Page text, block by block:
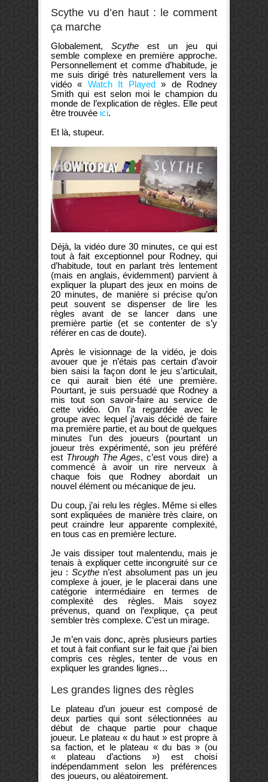
Scythe vu d’en haut : le comment
ça marche
Globalement,Scythe est un jeu qui
semble complexe en première approche.
Personnellement et comme d’habitude, je
me suis dirigé très naturellement vers la
vidéo « Watch It Played
» de Rodney
Smith qui est selon moi le champion du
monde de l’explication de règles. Elle peut
être trouvée ici.
Et là, stupeur.
Déjà, la vidéo dure 30 minutes, ce qui est
tout à fait exceptionnel pour Rodney, qui
d’habitude, tout en parlant très lentement
(mais en anglais, évidemment) parvient à
expliquer la plupart des jeux en moins de
20 minutes, de manière si précise qu’on
peut souvent se dispenser de lire les
règles avant de se lancer dans une
première partie (et se contenter de s’y
référer en cas de doute).
Après le visionnage de la vidéo, je dois
avouer que je n’étais pas certain d’avoir
bien saisi la façon dont le jeu s’articulait,
ce qui aurait bien été une première.
Pourtant, je suis persuadé que Rodney a
mis tout son savoir-faire au service de
cette vidéo. On l’a regardée avec le
groupe avec lequel j’avais décidé de faire
ma première partie, et au bout de quelques
minutes l’un des joueurs (pourtant un
joueur très expérimenté, son jeu préféré
est Through The Ages, c’est vous dire) a
commencé à avoir un rire nerveux à
chaque fois que Rodney abordait un
nouvel élément ou mécanique de jeu.
Du coup, j’ai relu les règles. Même si elles
sont expliquées de manière très claire, on
peut craindre leur apparente complexité,
en tous cas en première lecture.
Je vais dissiper tout malentendu, mais je
tenais à expliquer cette incongruité sur ce
jeu :Scythe n’est absolument pas un jeu
complexe à jouer, je le placerai dans une
catégorie intermédiaire en termes de
complexité des règles. Mais soyez
prévenus, quand on l’explique, ça peut
sembler très complexe. C’est un mirage.
Je m’en vais donc, après plusieurs parties
et tout à fait confiant sur le fait que j’ai bien
compris ces règles, tenter de vous en
expliquer les grandes lignes…
Les grandes lignes des règles
Le plateau d’un joueur est composé de
deux parties qui sont sélectionnées au
début de chaque partie pour chaque
joueur. Le plateau « du haut » est propre à
sa faction, et le plateau « du bas » (ou
« plateau d’actions ») est choisi
indépendamment selon les préférences
des joueurs, ou aléatoirement.